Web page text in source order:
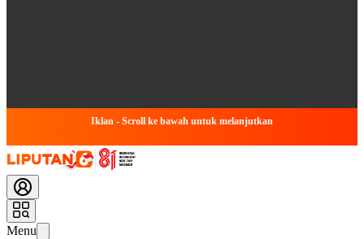
Iklan - Scroll ke bawah untuk melanjutkan
Menu